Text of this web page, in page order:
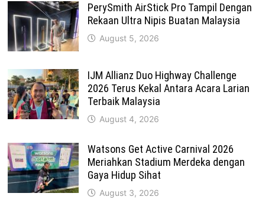
PerySmith AirStick Pro Tampil Dengan
Rekaan Ultra Nipis Buatan Malaysia
August 5, 2026
IJM Allianz Duo Highway Challenge
2026 Terus Kekal Antara Acara Larian
Terbaik Malaysia
August 4, 2026
Watsons Get Active Carnival 2026
Meriahkan Stadium Merdeka dengan
Gaya Hidup Sihat
August 3, 2026